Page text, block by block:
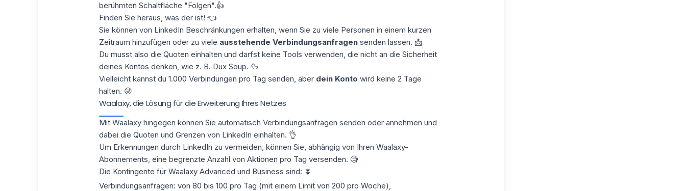
berühmten Schaltfläche "Folgen".👍
Finden Sie heraus, was der ist! 👈
Sie können von LinkedIn Beschränkungen erhalten, wenn Sie zu viele Personen in einem kurzen
Zeitraum hinzufügen oder zu viele ausstehende Verbindungsanfragensenden lassen. 📩
Du musst also die Quoten einhalten und darfst keine Tools verwenden, die nicht an die Sicherheit
deines Kontos denken, wie z. B. Dux Soup. 🦆
Vielleicht kannst du 1.000 Verbindungen pro Tag senden, aber dein Konto wird keine 2 Tage
halten. 😜
Waalaxy, die Lösung für die Erweiterung Ihres Netzes
Mit Waalaxyhingegen können Sie automatisch Verbindungsanfragen senden oder annehmen und
dabei die Quoten und Grenzen von LinkedIn einhalten. 👌
Um Erkennungen durch LinkedIn zu vermeiden, können Sie, abhängig von Ihren Waalaxy-
Abonnements, eine begrenzte Anzahl von Aktionen pro Tag versenden. 🧐
Die Kontingente für Waalaxy Advanced und Business sind: ⏬
Verbindungsanfragen: von 80 bis 100 pro Tag (mit einem Limit von 200 pro Woche),